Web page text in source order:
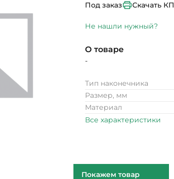
Под заказ Скачать КП
Не нашли нужный?
О товаре
-
Тип наконечника
Размер, мм
Материал
Все характеристики
Покажем товар